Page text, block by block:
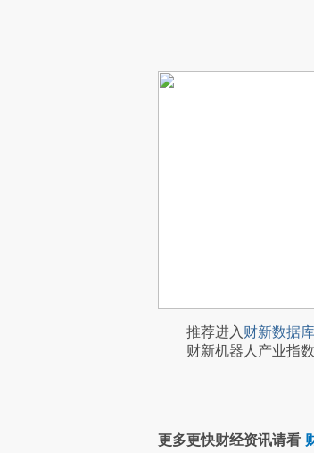
推荐进入财新数据库
财新机器人产业指数
更多更快财经资讯请看